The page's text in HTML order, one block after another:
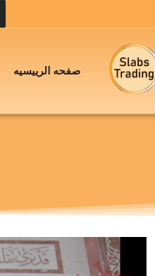
صفحه الرييسيه